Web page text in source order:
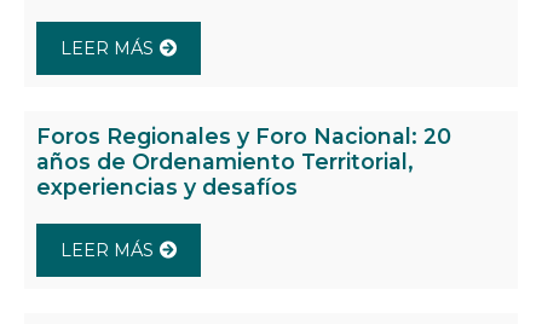
LEER MÁS
Foros Regionales y Foro Nacional: 20
años de Ordenamiento Territorial,
experiencias y desafíos
LEER MÁS